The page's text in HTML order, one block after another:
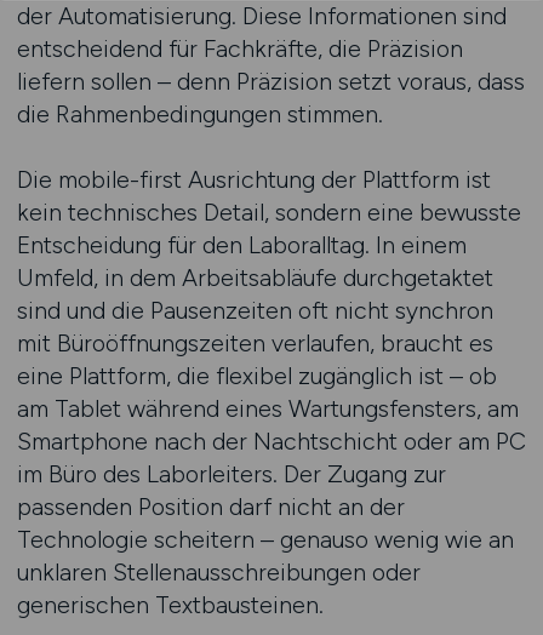
der Automatisierung. Diese Informationen sind
entscheidend für Fachkräfte, die Präzision
liefern sollen – denn Präzision setzt voraus, dass
die Rahmenbedingungen stimmen.
Die mobile-first Ausrichtung der Plattform ist
kein technisches Detail, sondern eine bewusste
Entscheidung für den Laboralltag. In einem
Umfeld, in dem Arbeitsabläufe durchgetaktet
sind und die Pausenzeiten oft nicht synchron
mit Büroöffnungszeiten verlaufen, braucht es
eine Plattform, die flexibel zugänglich ist – ob
am Tablet während eines Wartungsfensters, am
Smartphone nach der Nachtschicht oder am PC
im Büro des Laborleiters. Der Zugang zur
passenden Position darf nicht an der
Technologie scheitern – genauso wenig wie an
unklaren Stellenausschreibungen oder
generischen Textbausteinen.